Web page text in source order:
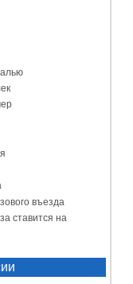
въезда
ставится на